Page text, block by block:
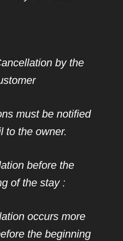
by the
must be notified
to the owner.
before the
of the stay :
occurs more
the beginning